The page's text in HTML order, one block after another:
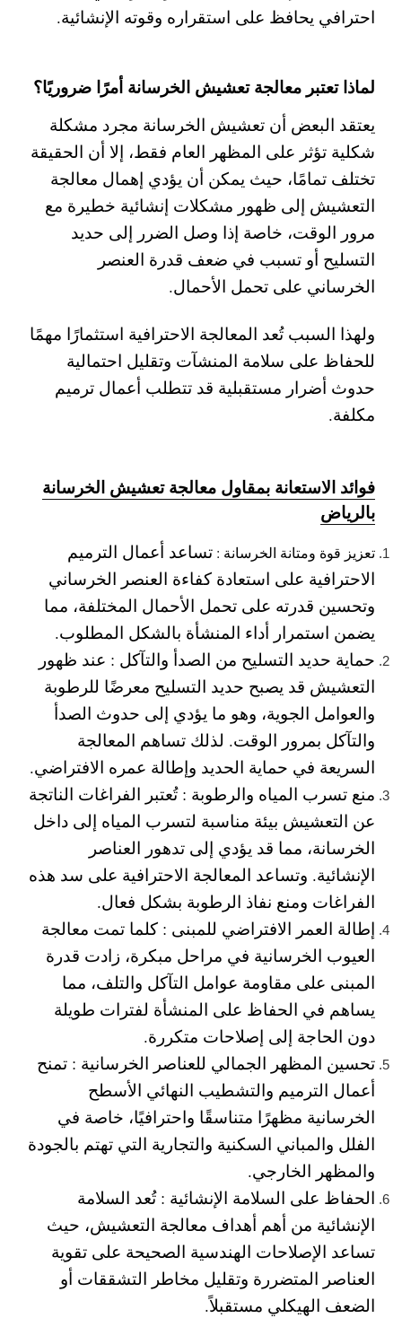
احترافي يحافظ على استقراره وقوته الإنشائية.
لماذا تعتبر معالجة تعشيش الخرسانة أمرًا ضروريًا؟
يعتقد البعض أن تعشيش الخرسانة مجرد مشكلة
شكلية تؤثر على المظهر العام فقط، إلا أن الحقيقة
تختلف تمامًا، حيث يمكن أن يؤدي إهمال معالجة
التعشيش إلى ظهور مشكلات إنشائية خطيرة مع
مرور الوقت، خاصة إذا وصل الضرر إلى حديد
التسليح أو تسبب في ضعف قدرة العنصر
الخرساني على تحمل الأحمال.
ولهذا السبب تُعد المعالجة الاحترافية استثمارًا مهمًا
للحفاظ على سلامة المنشآت وتقليل احتمالية
حدوث أضرار مستقبلية قد تتطلب أعمال ترميم
مكلفة.
فوائد الاستعانة بمقاول معالجة تعشيش الخرسانة
بالرياض
تعزيز قوة ومتانة الخرسانة : تساعد أعمال الترميم
الاحترافية على استعادة كفاءة العنصر الخرساني
وتحسين قدرته على تحمل الأحمال المختلفة، مما
يضمن استمرار أداء المنشأة بالشكل المطلوب.
حماية حديد التسليح من الصدأ والتآكل : عند ظهور
التعشيش قد يصبح حديد التسليح معرضًا للرطوبة
والعوامل الجوية، وهو ما يؤدي إلى حدوث الصدأ
والتآكل بمرور الوقت. لذلك تساهم المعالجة
السريعة في حماية الحديد وإطالة عمره الافتراضي.
منع تسرب المياه والرطوبة :تُعتبر الفراغات الناتجة
عن التعشيش بيئة مناسبة لتسرب المياه إلى داخل
الخرسانة، مما قد يؤدي إلى تدهور العناصر
الإنشائية. وتساعد المعالجة الاحترافية على سد هذه
الفراغات ومنع نفاذ الرطوبة بشكل فعال.
إطالة العمر الافتراضي للمبنى : كلما تمت معالجة
العيوب الخرسانية في مراحل مبكرة، زادت قدرة
المبنى على مقاومة عوامل التآكل والتلف، مما
يساهم في الحفاظ على المنشأة لفترات طويلة
دون الحاجة إلى إصلاحات متكررة.
تحسين المظهر الجمالي للعناصر الخرسانية : تمنح
أعمال الترميم والتشطيب النهائي الأسطح
الخرسانية مظهرًا متناسقًا واحترافيًا، خاصة في
الفلل والمباني السكنية والتجارية التي تهتم بالجودة
والمظهر الخارجي.
الحفاظ على السلامة الإنشائية :تُعد السلامة
الإنشائية من أهم أهداف معالجة التعشيش، حيث
تساعد الإصلاحات الهندسية الصحيحة على تقوية
العناصر المتضررة وتقليل مخاطر التشققات أو
الضعف الهيكلي مستقبلاً.